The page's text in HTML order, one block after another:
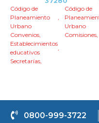
Código de
Planeamiento
Urbano
,
Convenios,
Establecimientos
educativos
,
Secretarías,
Código de
Urbano
Comisiones,
0800-999-3722